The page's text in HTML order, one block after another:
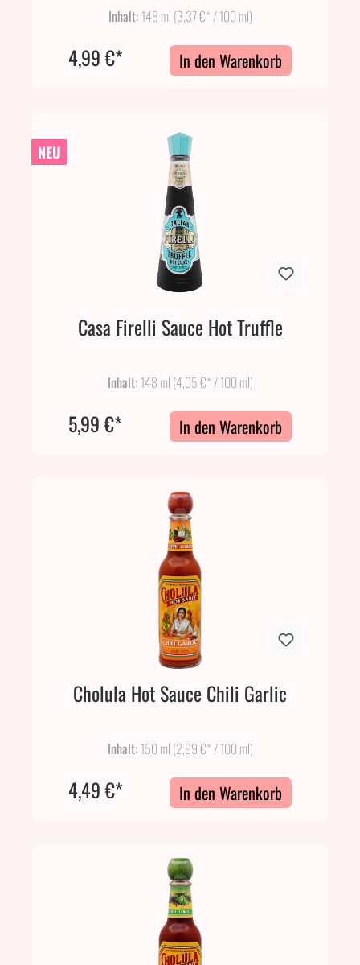
Inhalt: 148 ml (3,37 €* / 100 ml)
4,99 €* In den Warenkorb
NEU
Casa Firelli Sauce Hot Truffle
Inhalt: 148 ml (4,05 €* / 100 ml)
5,99 €* In den Warenkorb
Cholula Hot Sauce Chili Garlic
Inhalt: 150 ml (2,99 €* / 100 ml)
4,49 €* In den Warenkorb